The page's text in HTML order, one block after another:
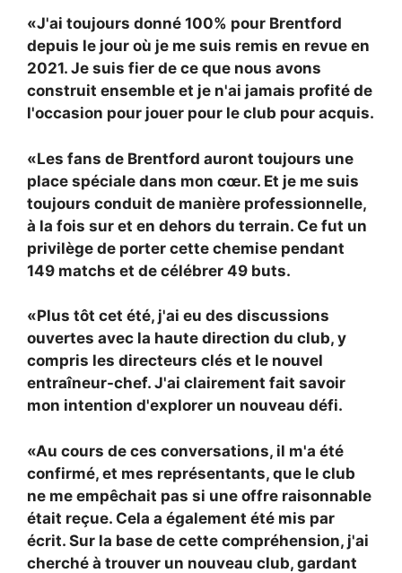
«J'ai toujours donné 100% pour Brentford
depuis le jour où je me suis remis en revue en
2021. Je suis fier de ce que nous avons
construit ensemble et je n'ai jamais profité de
l'occasion pour jouer pour le club pour acquis.
«Les fans de Brentford auront toujours une
place spéciale dans mon cœur. Et je me suis
toujours conduit de manière professionnelle,
à la fois sur et en dehors du terrain. Ce fut un
privilège de porter cette chemise pendant
149 matchs et de célébrer 49 buts.
«Plus tôt cet été, j'ai eu des discussions
ouvertes avec la haute direction du club, y
compris les directeurs clés et le nouvel
entraîneur-chef. J'ai clairement fait savoir
mon intention d'explorer un nouveau défi.
«Au cours de ces conversations, il m'a été
confirmé, et mes représentants, que le club
ne me empêchait pas si une offre raisonnable
était reçue. Cela a également été mis par
écrit. Sur la base de cette compréhension, j'ai
cherché à trouver un nouveau club, gardant